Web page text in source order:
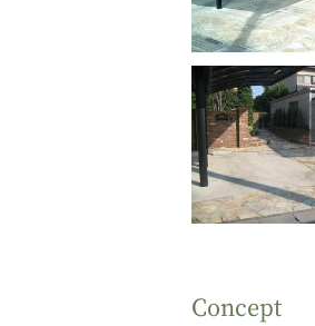
Concept